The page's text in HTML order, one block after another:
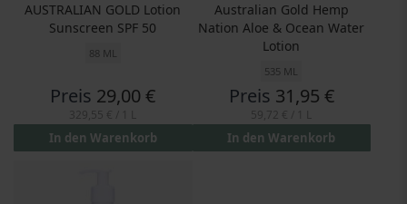
AUSTRALIAN GOLD Lotion
Sunscreen SPF 50
88 ML
Preis 29,00 €
In den Warenkorb
Australian Gold Hemp
Nation Aloe & Ocean Water
Lotion
535 ML
Preis 31,95 €
In den Warenkorb